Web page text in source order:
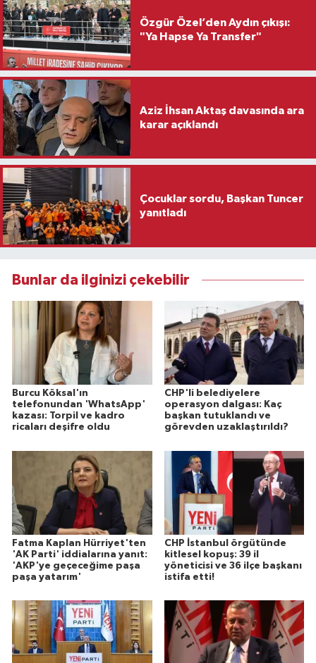
Özgür Özel’den Aydın çıkışı:
"Ya Hapse Ya Transfer"
Aziz İhsan Aktaş davasında ara
karar açıklandı
Çocuklar sordu, Başkan Tuncer
yanıtladı
Bunlar da ilginizi çekebilir
Burcu Köksal'ın
telefonundan 'WhatsApp'
kazası: Torpil ve kadro
ricaları deşifre oldu
CHP'li belediyelere
operasyon dalgası: Kaç
başkan tutuklandı ve
görevden uzaklaştırıldı?
Fatma Kaplan Hürriyet'ten
'AK Parti' iddialarına yanıt:
'AKP'ye geçeceğime paşa
paşa yatarım'
CHP İstanbul örgütünde
kitlesel kopuş: 39 il
yöneticisi ve 36 ilçe başkanı
istifa etti!